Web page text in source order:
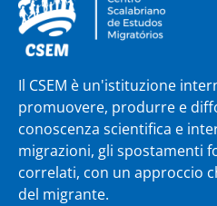
Il CSEM è un'istituzione
promuovere, produrre e
conoscenza scientifica e
migrazioni, gli spostamenti
correlati, con un approccio
del migrante.